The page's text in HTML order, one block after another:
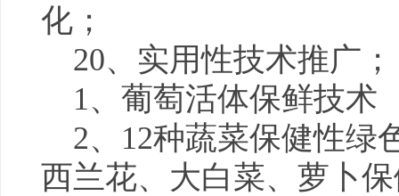
化；
20、实用性技术推广；
1、葡萄活体保鲜技术
2、12种蔬菜保健性绿
西兰花、大白菜、萝卜